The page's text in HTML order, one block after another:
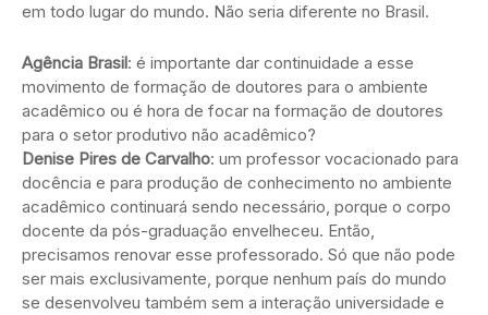
em todo lugar do mundo. Não seria diferente no Brasil.
Agência Brasil: é importante dar continuidade a esse
movimento de formação de doutores para o ambiente
acadêmico ou é hora de focar na formação de doutores
para o setor produtivo não acadêmico?
Denise Pires de Carvalho: um professor vocacionado para
docência e para produção de conhecimento no ambiente
acadêmico continuará sendo necessário, porque o corpo
docente da pós-graduação envelheceu. Então,
precisamos renovar esse professorado. Só que não pode
ser mais exclusivamente, porque nenhum país do mundo
se desenvolveu também sem a interação universidade e